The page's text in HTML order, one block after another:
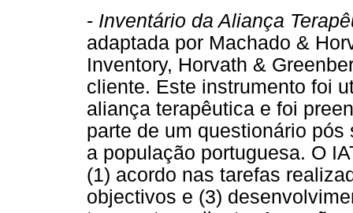
- Inventário da Aliança
adaptada por Machado &
Inventory, Horvath &
cliente. Este instrumento foi
aliança terapêutica e foi
parte de um questionário
a população portuguesa. O
(1) acordo nas tarefas
objectivos e (3)